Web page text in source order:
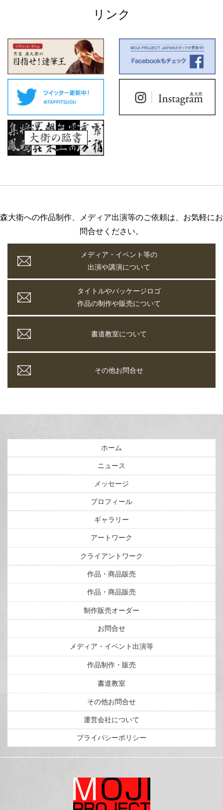
リンク
森大衛への作品制作、メディア出演等のご依頼は、お気軽にお
問合せください。
メディア・イベント等の
出演や講演について
タイトルやパッケージロゴ
作品の制作や販売について
書道教室について
その他お問合せ
ホーム
ニュース
メッセージ
プロフィール
ギャラリー
アートワーク
クライアントワーク
作品・商品販売
作品・商品販売
制作販売オーダー
お問合せ
メディア・イベント出演等
作品制作・販売
書道教室
その他お問合せ
運営会社について
プライバシーポリシー